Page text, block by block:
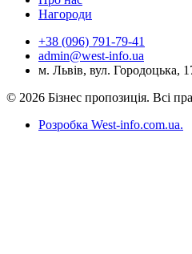
Нагороди
+38 (096) 791-79-41
admin@west-info.ua
м. Львів, вул. Городоцька,
© 2026 Бізнес пропозиція. Всі
Розробка West-info.com.ua.